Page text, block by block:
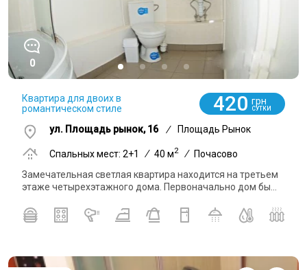
0
Квартира для двоих в
романтическом стиле
420 грн
СУТКИ
ул. Площадь рынок, 16 / Площадь Рынок
Спальных мест: 2+1 / 40 м2 / Почасово
Замечательная светлая квартира находится на третьем
этаже четырехэтажного дома. Первоначально дом бы...